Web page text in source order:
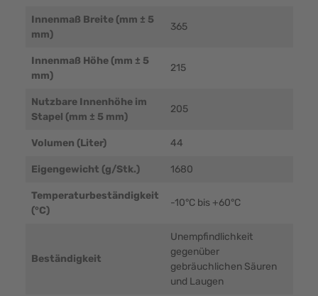
Innenmaß Breite (mm ± 5
mm)
365
Innenmaß Höhe (mm ± 5
mm)
215
Nutzbare Innenhöhe im
Stapel (mm ± 5 mm)
205
Volumen (Liter) 44
Eigengewicht (g/Stk.) 1680
Temperaturbeständigkeit
(°C)
-10°C bis +60°C
Beständigkeit
Unempfindlichkeit
gegenüber
gebräuchlichen Säuren
und Laugen